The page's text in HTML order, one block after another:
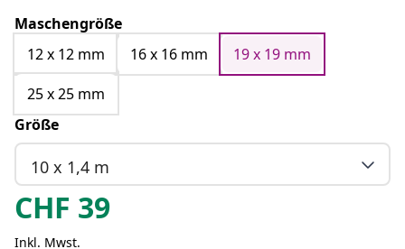
Maschengröße
12 x 12 mm
16 x 16 mm
19 x 19 mm
25 x 25 mm
Größe
10 x 1,4 m
CHF 39
Inkl. Mwst.